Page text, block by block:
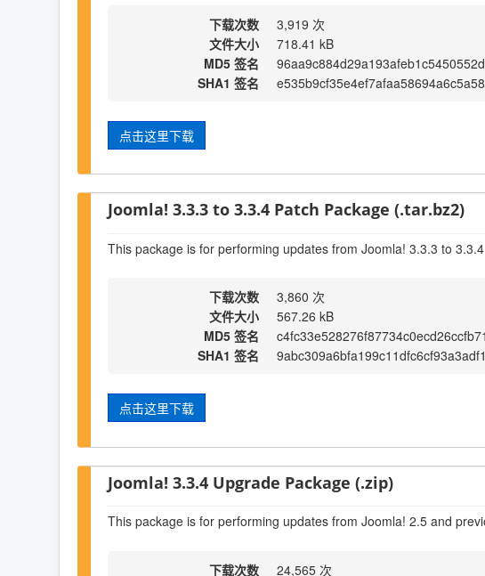
下载次数
3,919 次
文件大小
718.41 kB
MD5 签名
SHA1 签名
点击这里下载
Joomla! 3.3.3 to 3.3.4 Patch Package (.tar.bz2)
This package is for performing updates from Joomla! 3.3.3 to 3.3.4
下载次数
3,860 次
文件大小
567.26 kB
MD5 签名
c4fc33e528276f87734c0ecd26ccfb71
SHA1 签名
点击这里下载
Joomla! 3.3.4 Upgrade Package (.zip)
This package is for performing updates from Joomla! 2.5 and
下载次数 24,565 次